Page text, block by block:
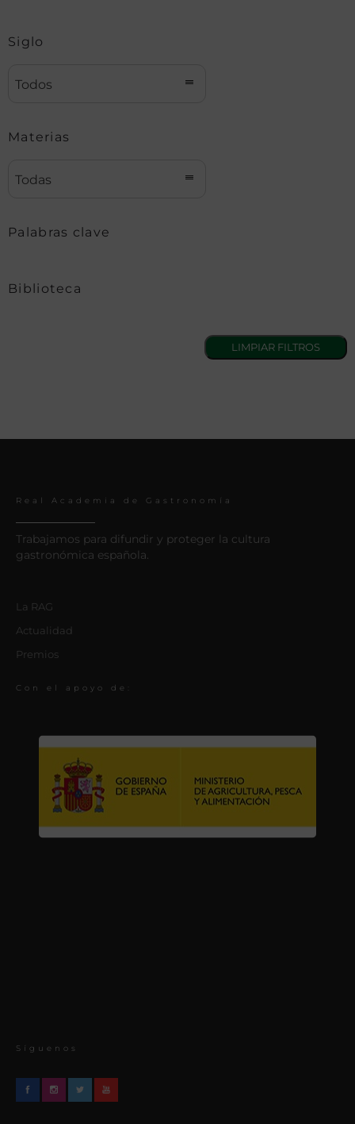
Siglo
Todos
Materias
Todas
Palabras clave
Biblioteca
Real Academia de Gastronomía
Trabajamos para difundir y proteger la cultura
gastronómica española.
La RAG
Actualidad
Premios
Con el apoyo de:
Síguenos